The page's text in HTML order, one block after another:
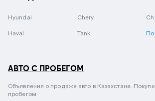
Hyundai Chery
Haval Tank
АВТО С ПРОБЕГОМ
Объявления о продаже авто в Казахстане.
пробегом.